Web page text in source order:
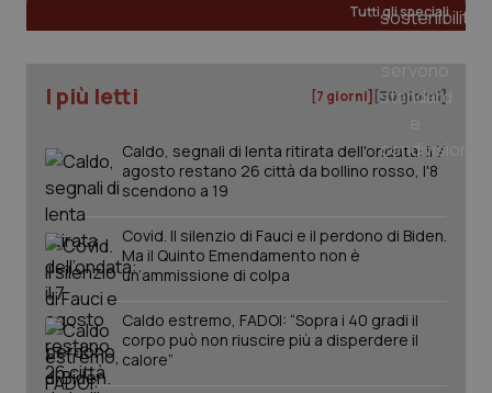
Tutti gli speciali
I più letti [7 giorni] [30 giorni]
Caldo, segnali di lenta ritirata dell'ondata: il 7
agosto restano 26 città da bollino rosso, l'8
scendono a 19
Covid. Il silenzio di Fauci e il perdono di Biden.
Ma il Quinto Emendamento non è
un’ammissione di colpa
Caldo estremo, FADOI: “Sopra i 40 gradi il
corpo può non riuscire più a disperdere il
calore”